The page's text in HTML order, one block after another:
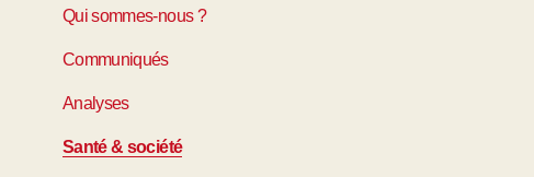
Qui sommes-nous ?
Communiqués
Analyses
Santé & société